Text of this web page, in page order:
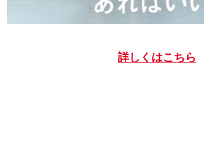
詳しくはこちら